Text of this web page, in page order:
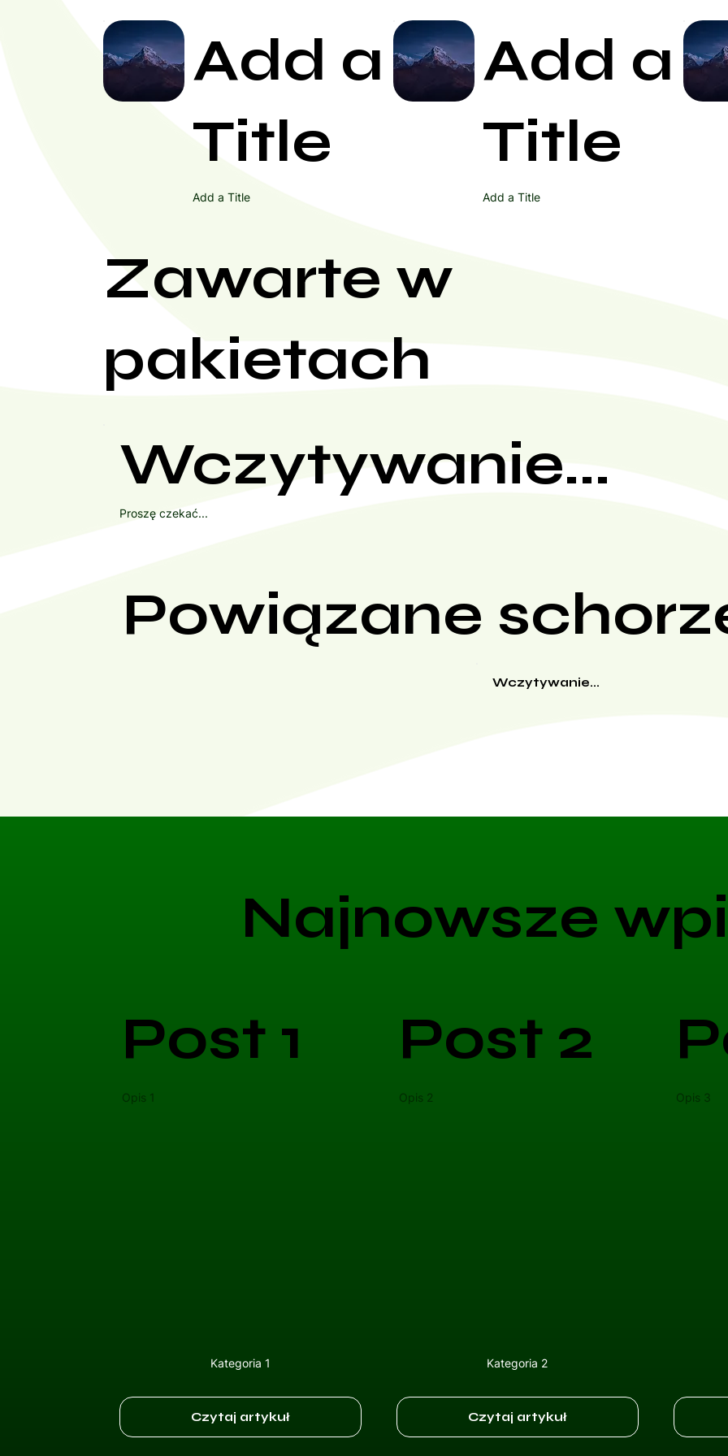
Add a
Title
Add a Title
Add a
Title
Add a Title
Zawarte w
pakietach
Wczytywanie...
Proszę czekać...
Powiązane
Wczytywanie...
Najnowsze
Post 1
Opis 1
Kategoria 1
Czytaj artykuł
Post 2
Opis 2
Kategoria 2
Czytaj artykuł
Opis 3